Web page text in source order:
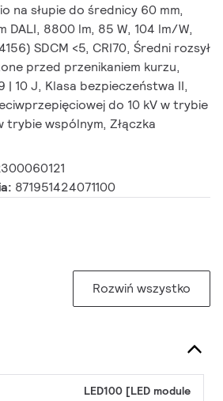
na słupie do średnicy 60 mm,
DALI, 8800 lm, 85 W, 104 lm/W,
SDCM <5, CRI70, Średni rozsył
przed przenikaniem kurzu,
10 J, Klasa bezpieczeństwa II,
do 10 kV w trybie
trybie wspólnym, Złączka
871951424071100
Rozwiń wszystko
LED100 [LED module